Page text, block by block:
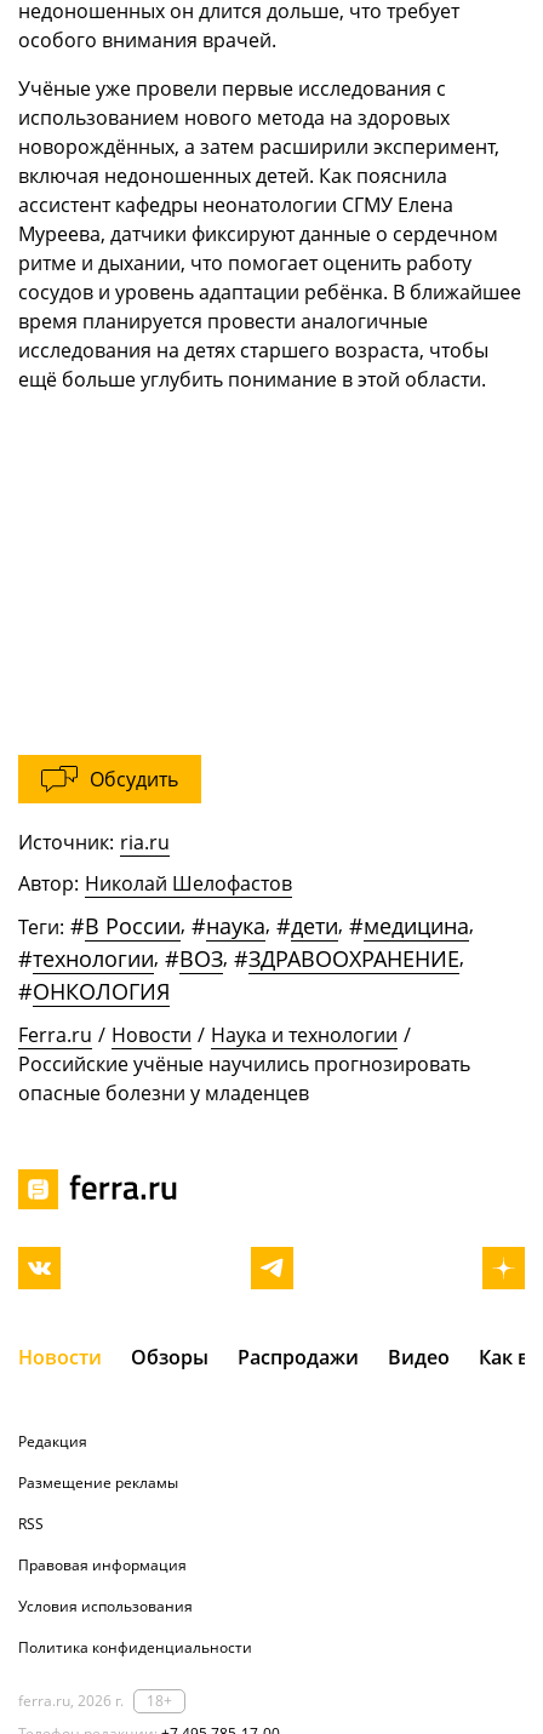
недоношенных он длится дольше, что требует
особого внимания врачей.
Учёные уже провели первые исследования с
использованием нового метода на здоровых
новорождённых, а затем расширили эксперимент,
включая недоношенных детей. Как пояснила
ассистент кафедры неонатологии СГМУ Елена
Муреева, датчики фиксируют данные о сердечном
ритме и дыхании, что помогает оценить работу
сосудов и уровень адаптации ребёнка. В ближайшее
время планируется провести аналогичные
исследования на детях старшего возраста, чтобы
ещё больше углубить понимание в этой области.
Обсудить
Источник: ria.ru
Автор: Николай Шелофастов
Теги: #В России, #наука, #дети, #медицина,
#технологии, #ВОЗ, #ЗДРАВООХРАНЕНИЕ,
#ОНКОЛОГИЯ
Ferra.ru / Новости / Наука и технологии /
Российские учёные научились прогнозировать
опасные болезни у младенцев
Новости Обзоры Распродажи Видео Как
Редакция
Размещение рекламы
RSS
Правовая информация
Условия использования
Политика конфиденциальности
ferra.ru, 2026 г.
18+